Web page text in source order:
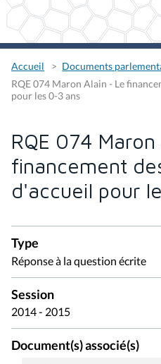
Accueil
Documents
RQE 074 Maron Alain - Le
pour les 0-3 ans
RQE 074
financement
d'accueil pour
Type
Réponse à la question écrite
Session
2014 - 2015
Document(s) associé(s)